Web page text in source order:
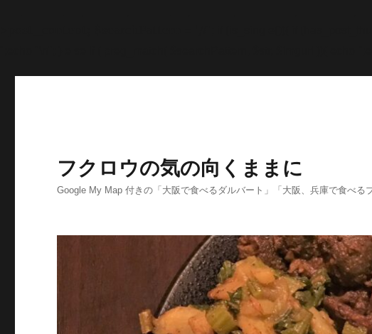
フクロウの気の向くままに
Google My Map 付きの「大阪で食べるダルバート」「大阪、兵庫で食べ